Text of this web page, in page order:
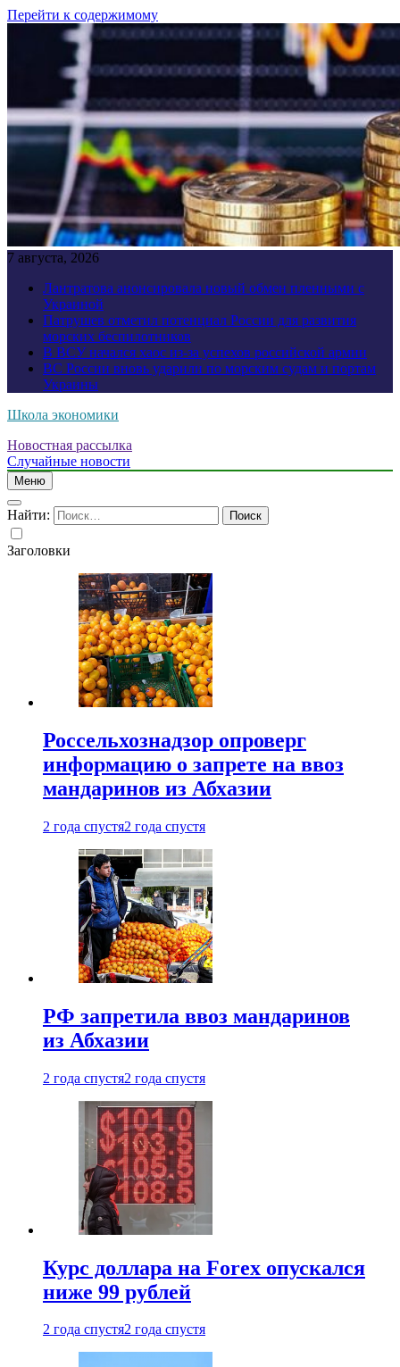
Перейти к содержимому
7 августа, 2026
Лантратова анонсировала новый обмен пленными с
Украиной
Патрушев отметил потенциал России для развития
морских беспилотников
В ВСУ начался хаос из-за успехов российской армии
ВС России вновь ударили по морским судам и портам
Украины
Школа экономики
Новостная рассылка
Случайные новости
Меню
Найти:
Заголовки
Россельхознадзор опроверг
информацию о запрете на ввоз
мандаринов из Абхазии
2 года спустя2 года спустя
РФ запретила ввоз мандаринов
из Абхазии
2 года спустя2 года спустя
Курс доллара на Forex опускался
ниже 99 рублей
2 года спустя2 года спустя